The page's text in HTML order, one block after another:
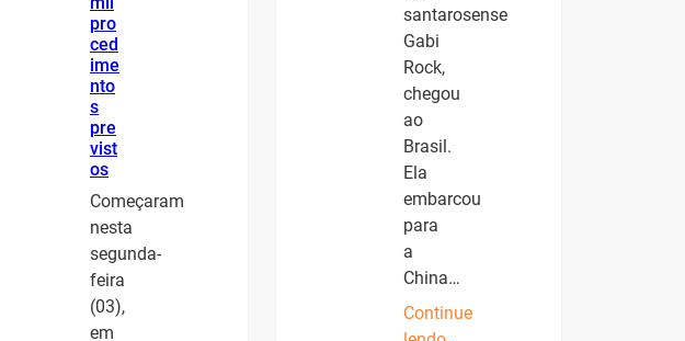
pro
ced
ime
nto
s
pre
vist
os
Começaram
nesta
segunda-
feira
(03),
em
santarosense
Gabi
Rock,
chegou
ao
Brasil.
Ela
embarcou
para
a
China…
Continue